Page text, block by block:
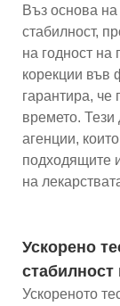
Въз основа на
стабилност,
на годност на
корекции във
гарантира, че
времето. Тези
агенции,
подходящите
на
Ускорено
стабилност
Ускореното